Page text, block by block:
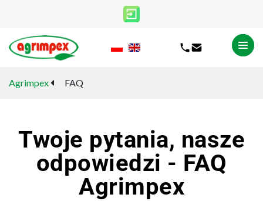
Agrimpex FAQ
Twoje pytania, nasze
odpowiedzi - FAQ
Agrimpex